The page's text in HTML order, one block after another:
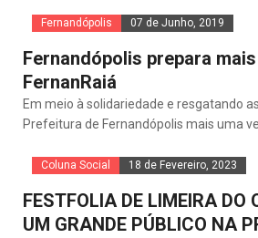
Fernandópolis 07 de Junho, 2019
Fernandópolis prepara
FernanRaiá
Em meio à solidariedade e resgatando
Prefeitura de Fernandópolis mais uma
Coluna Social 18 de Fevereiro, 2023
FESTFOLIA DE LIMEIRA DO
UM GRANDE PÚBLICO NA